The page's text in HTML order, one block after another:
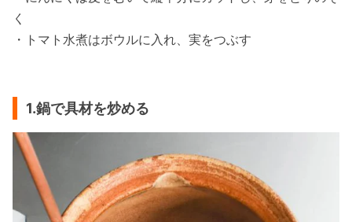
く
・トマト水煮はボウルに入れ、実をつぶす
1.鍋で具材を炒める